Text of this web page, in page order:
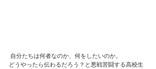
自分たちは何者なのか、何をしたいのか。
どうやったら伝わるだろう？と悪戦苦闘する高校生